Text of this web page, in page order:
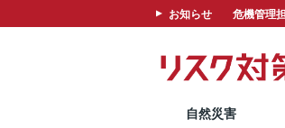
お知らせ 危機管理
自然災害